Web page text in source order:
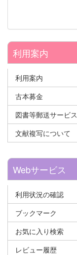
利用案内
利用案内
古本募金
図書等郵送サービス
文献複写について
Webサービス
利用状況の確認
ブックマーク
お気に入り検索
レビュー履歴